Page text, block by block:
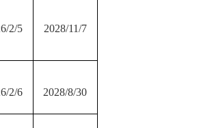
2/5 2028/11/7
2/6 2028/8/30